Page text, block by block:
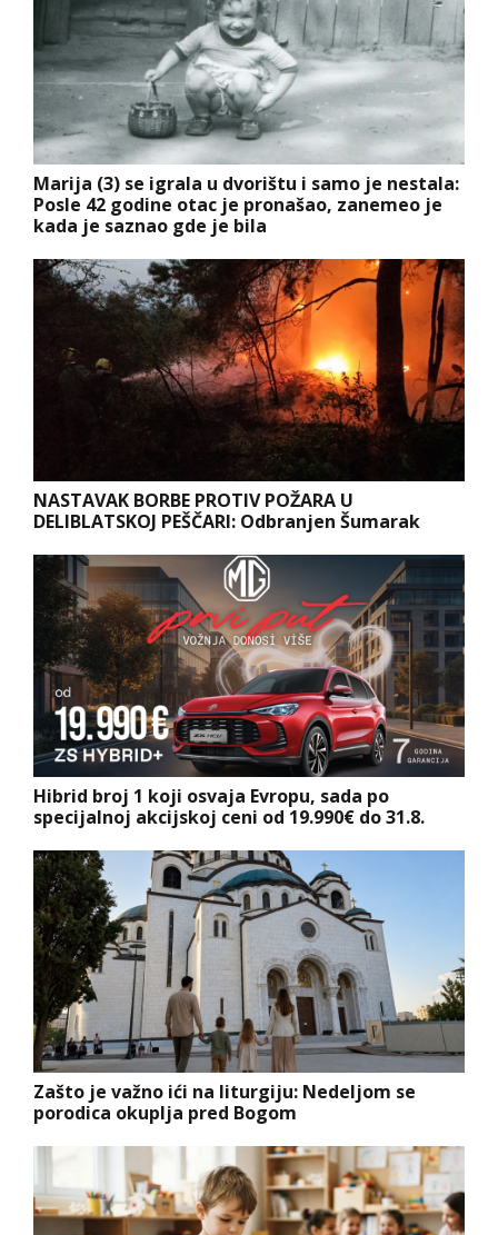
Marija (3) se igrala u dvorištu i samo je nestala:
Posle 42 godine otac je pronašao, zanemeo je
kada je saznao gde je bila
NASTAVAK BORBE PROTIV POŽARA U
DELIBLATSKOJ PEŠČARI: Odbranjen Šumarak
Hibrid broj 1 koji osvaja Evropu, sada po
specijalnoj akcijskoj ceni od 19.990€ do 31.8.
Zašto je važno ići na liturgiju: Nedeljom se
porodica okuplja pred Bogom